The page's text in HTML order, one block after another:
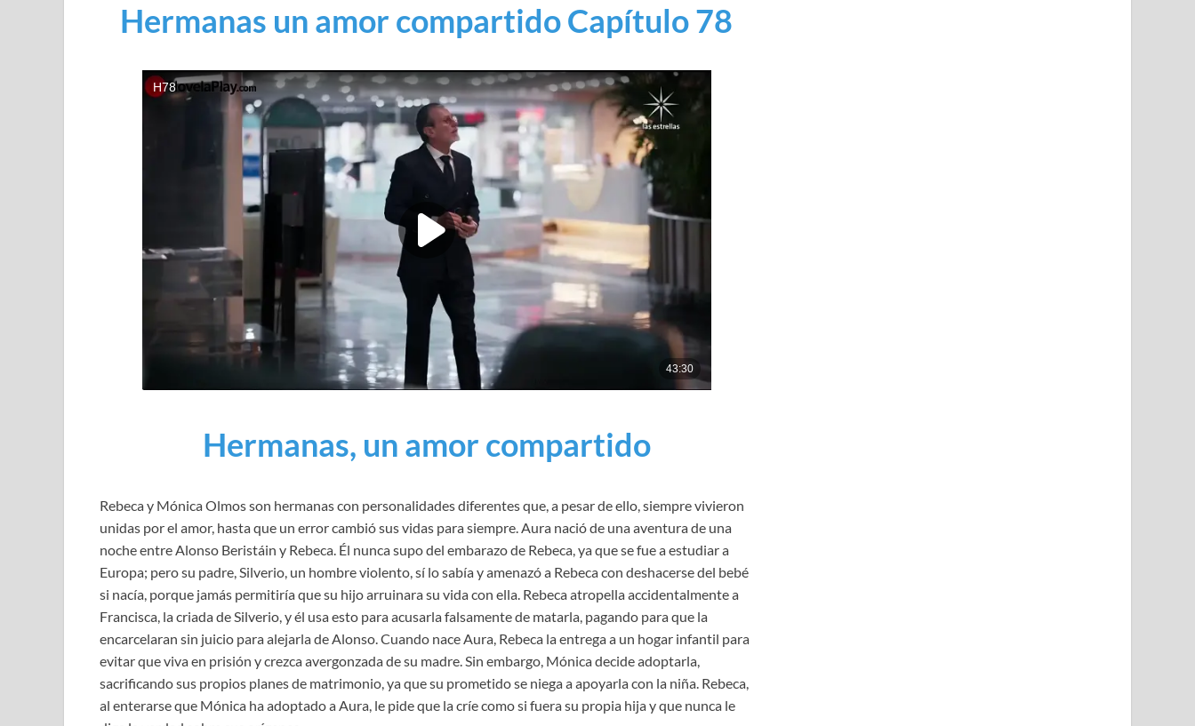
Hermanas un amor compartido Capítulo 78
Hermanas, un amor compartido
Rebeca y Mónica Olmos son hermanas con personalidades diferentes que, a pesar de ello, siempre vivieron
unidas por el amor, hasta que un error cambió sus vidas para siempre. Aura nació de una aventura de una
noche entre Alonso Beristáin y Rebeca. Él nunca supo del embarazo de Rebeca, ya que se fue a estudiar a
Europa; pero su padre, Silverio, un hombre violento, sí lo sabía y amenazó a Rebeca con deshacerse del bebé
si nacía, porque jamás permitiría que su hijo arruinara su vida con ella. Rebeca atropella accidentalmente a
Francisca, la criada de Silverio, y él usa esto para acusarla falsamente de matarla, pagando para que la
encarcelaran sin juicio para alejarla de Alonso. Cuando nace Aura, Rebeca la entrega a un hogar infantil para
evitar que viva en prisión y crezca avergonzada de su madre. Sin embargo, Mónica decide adoptarla,
sacrificando sus propios planes de matrimonio, ya que su prometido se niega a apoyarla con la niña. Rebeca,
al enterarse que Mónica ha adoptado a Aura, le pide que la críe como si fuera su propia hija y que nunca le